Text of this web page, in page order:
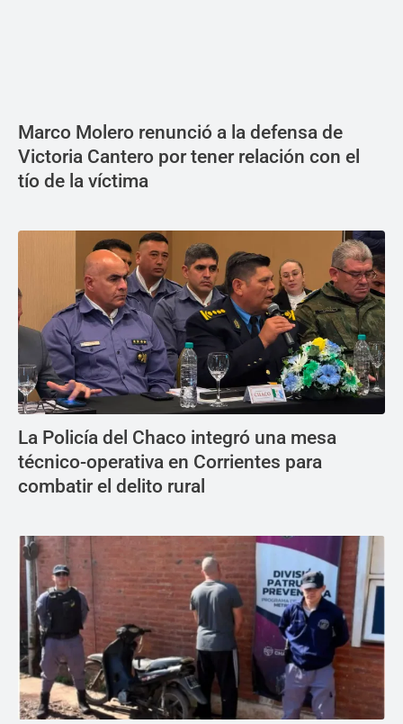
Marco Molero renunció a la defensa de
Victoria Cantero por tener relación con el
tío de la víctima
La Policía del Chaco integró una mesa
técnico-operativa en Corrientes para
combatir el delito rural